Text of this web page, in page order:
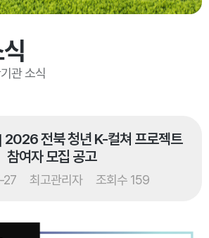
관 소식
2026 전북 청년 K-컬쳐 프로젝트
참여자 모집 공고
27 최고관리자 조회수 159